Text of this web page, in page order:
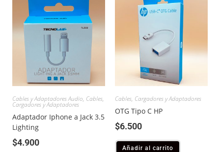
Cables y Adaptadores Audio, Cables,
Cargadores y Adaptadores
Adaptador Iphone a Jack 3.5
Lighting
$4.900
Cables, Cargadores y Adaptadores
OTG Tipo C HP
$6.500
Añadir al carrito